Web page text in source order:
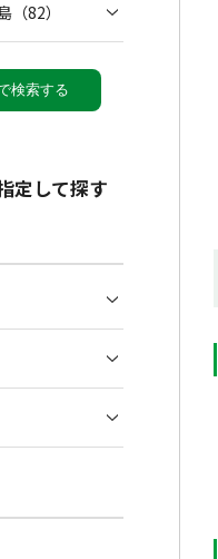
（82）
検索する
定して探す